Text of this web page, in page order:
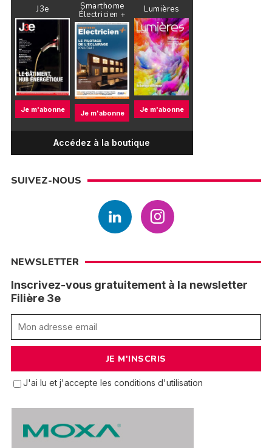
J3e
Je m'abonne
Smarthome
Électricien +
Je m'abonne
Lumières
Je m'abonne
Accédez à la boutique
SUIVEZ-NOUS
NEWSLETTER
Inscrivez-vous gratuitement à la newsletter
Filière 3e
J'ai lu et j'accepte les conditions d'utilisation